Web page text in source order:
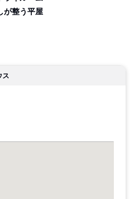
が整う平屋
ス